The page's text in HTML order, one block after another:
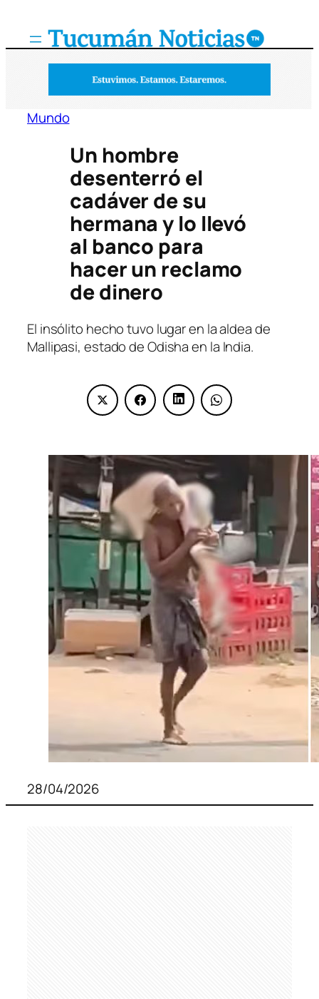
Mundo
Un hombre
desenterró el
cadáver de su
hermana y lo llevó
al banco para
hacer un reclamo
de dinero
El insólito hecho tuvo lugar en la aldea de
Mallipasi, estado de Odisha en la India.
28/04/2026